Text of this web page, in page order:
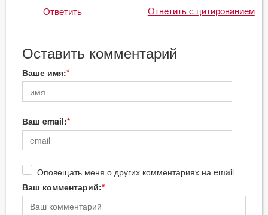
Ответить Ответить с цитированием
Оставить комментарий
Ваше имя:
Ваш email:
Оповещать меня о других комментариях на email
Ваш комментарий: